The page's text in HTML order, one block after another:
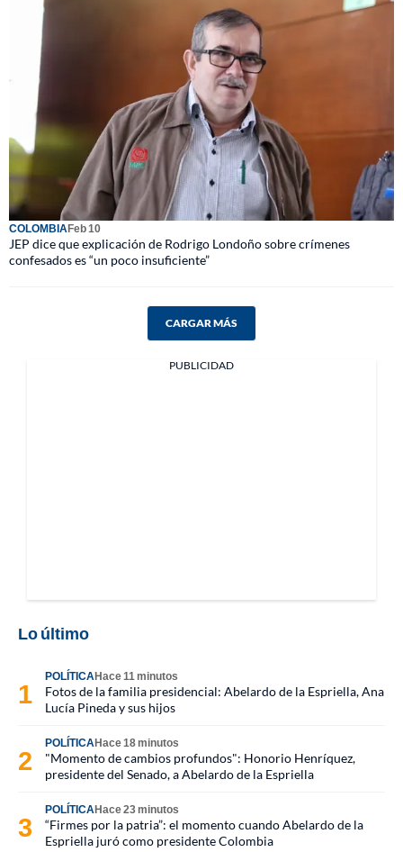
COLOMBIAFeb 10
JEP dice que explicación de Rodrigo Londoño sobre crímenes
confesados es “un poco insuficiente”
CARGAR MÁS
PUBLICIDAD
Lo último
POLÍTICAHace 11 minutos
Fotos de la familia presidencial: Abelardo de la Espriella, Ana
Lucía Pineda y sus hijos
POLÍTICAHace 18 minutos
"Momento de cambios profundos": Honorio Henríquez,
presidente del Senado, a Abelardo de la Espriella
POLÍTICAHace 23 minutos
“Firmes por la patria”: el momento cuando Abelardo de la
Espriella juró como presidente Colombia